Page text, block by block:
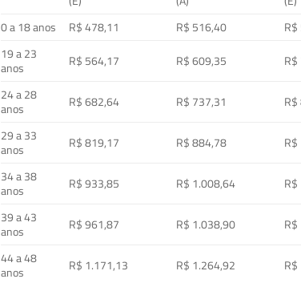
0 a 18 anos
R$ 478,11 R$ 516,40
19 a 23
anos
R$ 564,17 R$ 609,35
24 a 28
anos
R$ 682,64 R$ 737,31
29 a 33
anos
R$ 819,17 R$ 884,78
34 a 38
anos
R$ 933,85 R$ 1.008,64
39 a 43
anos
R$ 961,87 R$ 1.038,90
44 a 48
anos
R$ 1.171,13 R$ 1.264,92